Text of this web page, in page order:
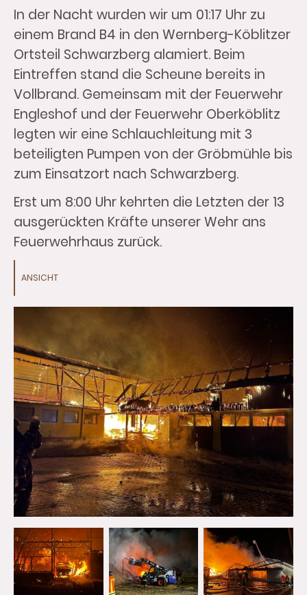
In der Nacht wurden wir um 01:17 Uhr zu
einem Brand B4 in den Wernberg-Köblitzer
Ortsteil Schwarzberg alamiert. Beim
Eintreffen stand die Scheune bereits in
Vollbrand. Gemeinsam mit der Feuerwehr
Engleshof und der Feuerwehr Oberköblitz
legten wir eine Schlauchleitung mit 3
beteiligten Pumpen von der Gröbmühle bis
zum Einsatzort nach Schwarzberg.
Erst um 8:00 Uhr kehrten die Letzten der 13
ausgerückten Kräfte unserer Wehr ans
Feuerwehrhaus zurück.
ANSICHT